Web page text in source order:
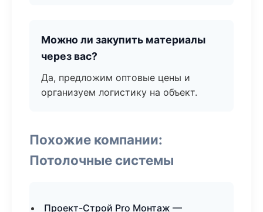
Можно ли закупить материалы
через вас?
Да, предложим оптовые цены и
организуем логистику на объект.
Похожие компании:
Потолочные системы
Проект-Строй Pro Монтаж —